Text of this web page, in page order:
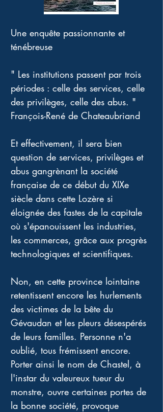
Une enquête passionnante et
ténébreuse
" Les institutions passent par trois
périodes : celle des services, celle
des privilèges, celle des abus. "
François-René de Chateaubriand
Et effectivement, il sera bien
question de services, privilèges et
abus gangrènant la société
française de ce début du XIXe
siècle dans cette Lozère si
éloignée des fastes de la capitale
où s'épanouissent les industries,
les commerces, grâce aux progrès
technologiques et scientifiques.
Non, en cette province lointaine
retentissent encore les hurlements
des victimes de la bête du
Gévaudan et les pleurs désespérés
de leurs familles. Personne n'a
oublié, tous frémissent encore.
Porter ainsi le nom de Chastel, à
l'instar du valeureux tueur du
monstre, ouvre certaines portes de
la bonne société, provoque